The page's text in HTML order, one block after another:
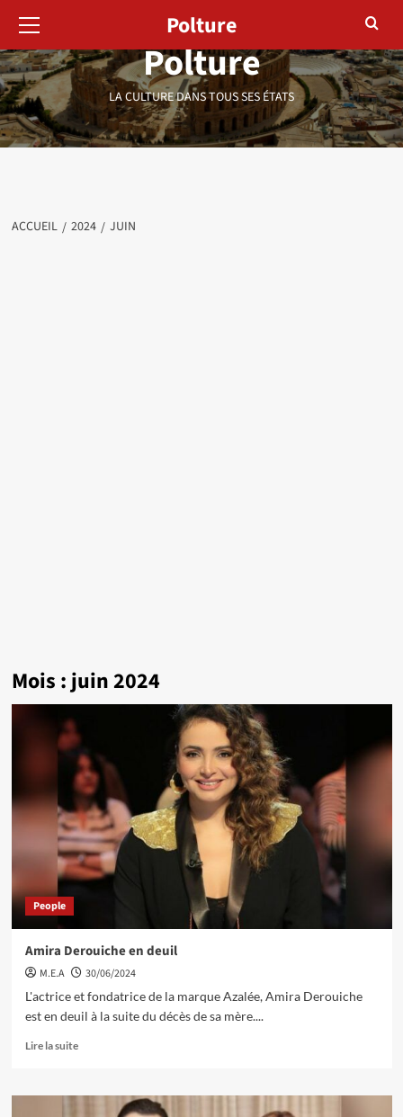
contenu
Polture
LA CULTURE DANS TOUS SES ÉTATS
principal
Polture
ACCUEIL 2024 JUIN
Mois :juin 2024
People
Amira Derouiche en deuil
M.E.A
30/06/2024
L'actrice et fondatrice de la marque Azalée, Amira Derouiche
est en deuil à la suite du décès de sa mère....
Lire la suite